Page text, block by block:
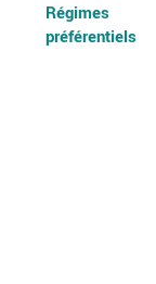
Régimes
préférentiels